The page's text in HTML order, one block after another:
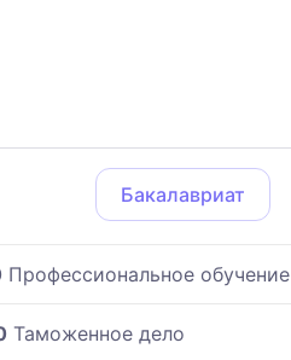
Бакалавриат
Профессиональное обучение
Таможенное дело